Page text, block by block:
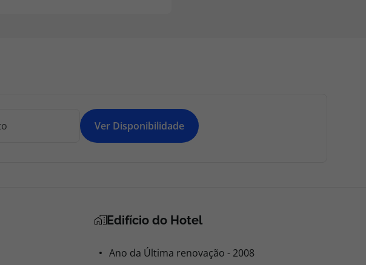
Ver Disponibilidade
Edifício do Hotel
Ano da Última renovação - 2008